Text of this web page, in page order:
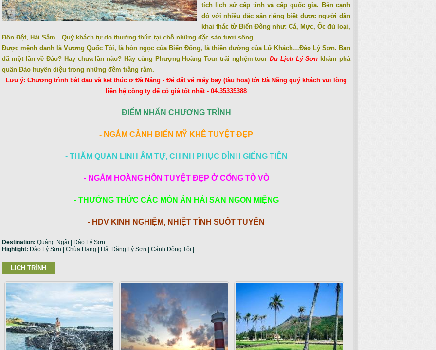
tích lịch sử cấp tỉnh và cấp quốc gia. Bên cạnh
đó với nhiều đặc sản riêng biệt được người dân
khai thác từ Biển Đông như: Cá, Mực, Ốc đủ loại,
Đồn Đột, Hải Sâm…Quý khách tự do thưởng thức tại chỗ những đặc sản tươi sống.
Được mệnh danh là Vương Quốc Tỏi, là hòn ngọc của Biển Đông, là thiên đường của Lữ Khách…Đảo Lý Sơn. Bạn
đã một lần về Đảo? Hay chưa lần nào? Hãy cùng Phượng Hoàng Tour trải nghệm tour Du Lịch Lý Sơn khám phá
quần Đảo huyền diệu trong những đêm trăng rằm.
Lưu ý: Chương trình bắt đầu và kết thúc ở Đà Nẵng - Để đặt vé máy bay (tàu hỏa) tới Đà Nẵng quý khách vui lòng
liên hệ công ty để có giá tốt nhất - 04.35335388
ĐIỂM NHẤN CHƯƠNG TRÌNH
- NGẮM CẢNH BIỂN MỸ KHÊ TUYỆT ĐẸP
- THĂM QUAN LINH ÂM TỰ, CHINH PHỤC ĐỈNH GIẾNG TIÊN
- NGẮM HOÀNG HÔN TUYỆT ĐẸP Ở CỔNG TÒ VÒ
- THƯỞNG THỨC CÁC MÓN ĂN HẢI SẢN NGON MIỆNG
- HDV KINH NGHIỆM, NHIỆT TÌNH SUỐT TUYẾN
Destination: Quảng Ngãi | Đảo Lý Sơn
Highlight: Đảo Lý Sơn | Chùa Hang | Hải Đăng Lý Sơn | Cánh Đồng Tỏi |
LICH TRÌNH